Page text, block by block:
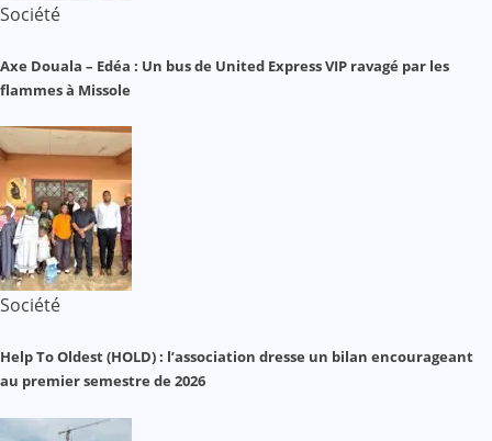
Société
Axe Douala – Edéa : Un bus de United Express VIP ravagé par les
flammes à Missole
Société
Help To Oldest (HOLD) : l’association dresse un bilan encourageant
au premier semestre de 2026